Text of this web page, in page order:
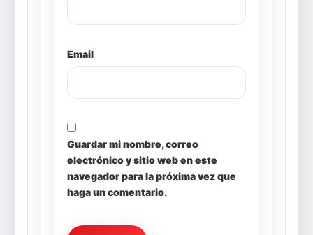
Email
Guardar mi nombre, correo
electrónico y sitio web en este
navegador para la próxima vez que
haga un comentario.